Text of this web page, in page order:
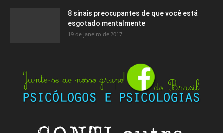
8 sinais preocupantes de que você está
esgotado mentalmente
19 de janeiro de 2017